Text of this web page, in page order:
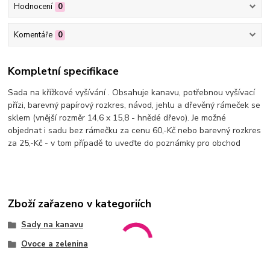
Hodnocení 0
Komentáře 0
Kompletní specifikace
Sada na křížkové vyšívání . Obsahuje kanavu, potřebnou vyšívací
přízi, barevný papírový rozkres, návod, jehlu a dřevěný rámeček se
sklem (vnější rozměr 14,6 x 15,8 - hnědé dřevo). Je možné
objednat i sadu bez rámečku za cenu 60,-Kč nebo barevný rozkres
za 25,-Kč - v tom případě to uveďte do poznámky pro obchod
Zboží zařazeno v kategoriích
Sady na kanavu
Ovoce a zelenina